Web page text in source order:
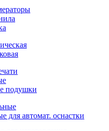
подушки
для автомат. оснастки